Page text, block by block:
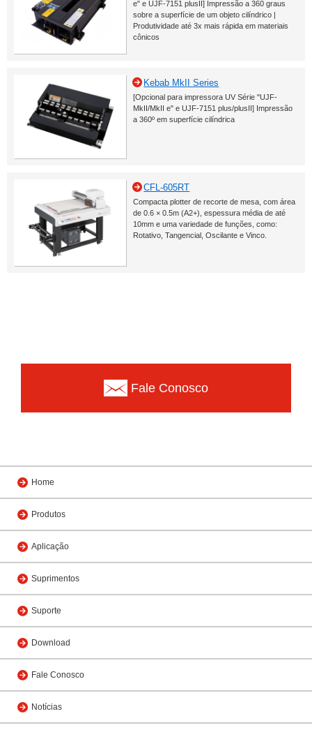
e" e UJF-7151 plusII] Impressão a 360 graus
sobre a superfície de um objeto cilíndrico |
Produtividade até 3x mais rápida em materiais
cônicos
Kebab MkII Series
[Opcional para impressora UV Série "UJF-
MkII/MkII e" e UJF-7151 plus/plusII] Impressão
a 360º em superfície cilíndrica
CFL-605RT
Compacta plotter de recorte de mesa, com área
de 0.6 × 0.5m (A2+), espessura média de até
10mm e uma variedade de funções, como:
Rotativo, Tangencial, Oscilante e Vinco.
Fale Conosco
Home
Produtos
Aplicação
Suprimentos
Suporte
Download
Fale Conosco
Notícias